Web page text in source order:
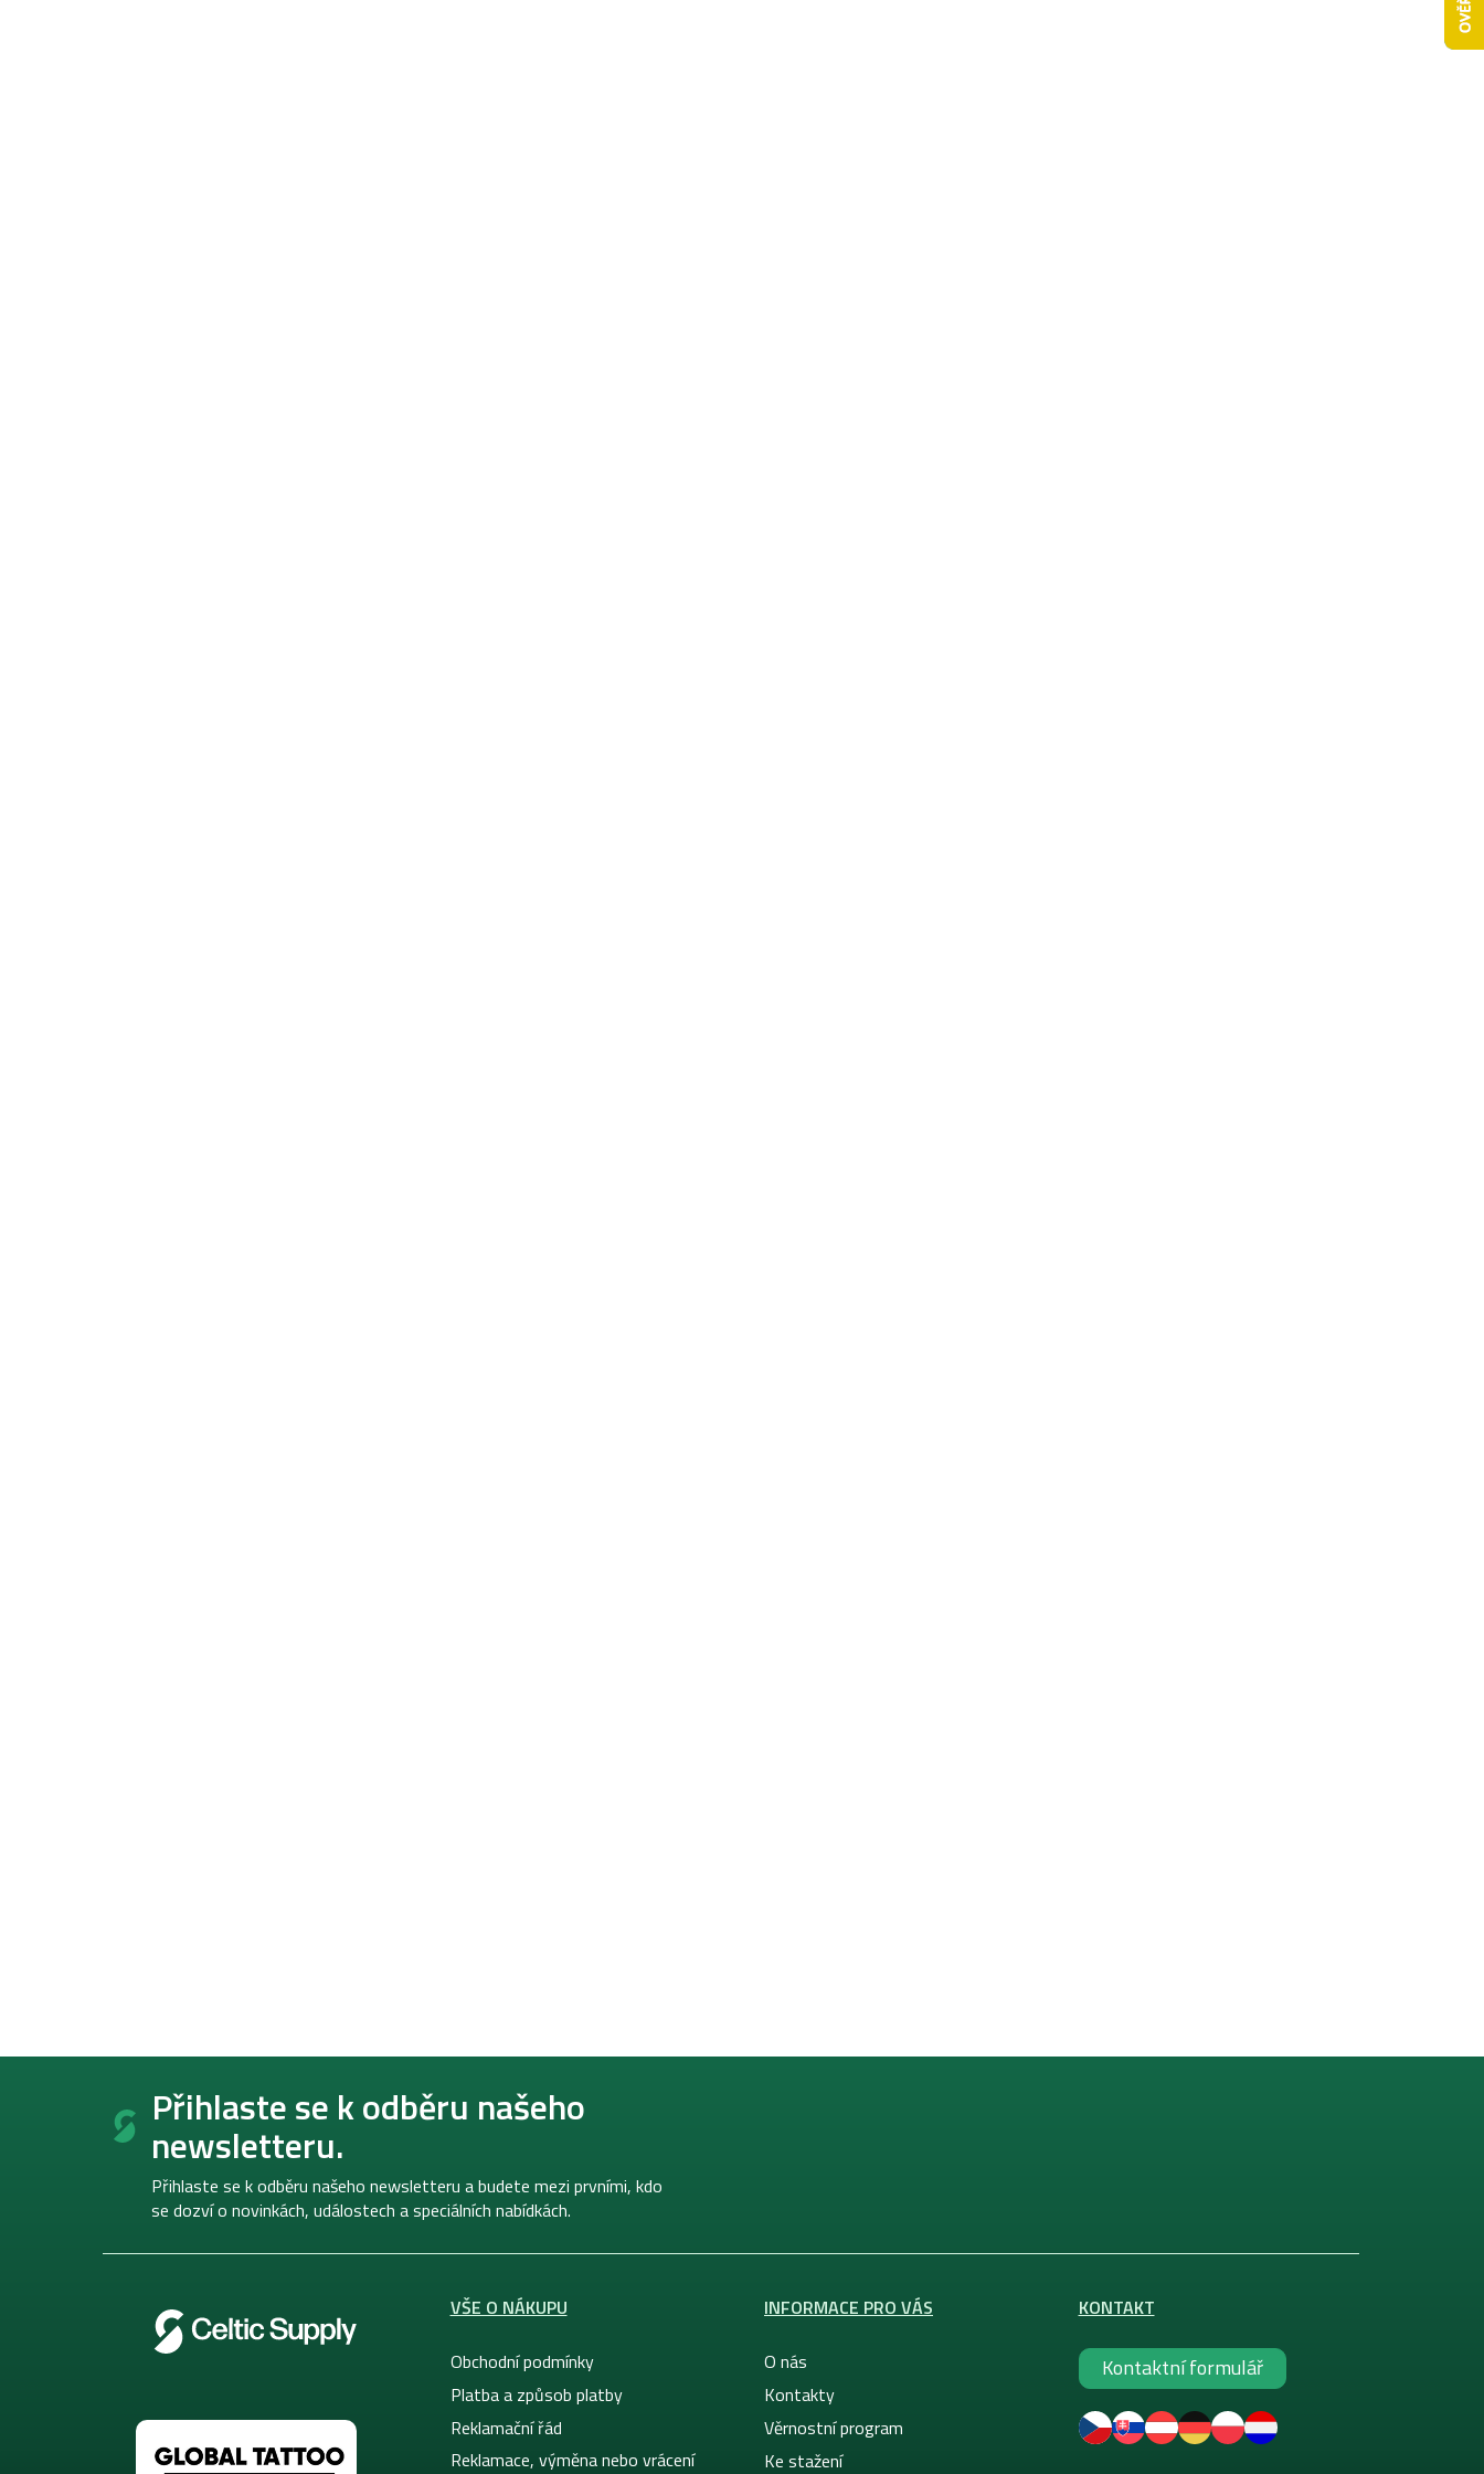
Z
Přihlaste se k odběru našeho
newsletteru.
Přihlaste se k odběru našeho newsletteru a budete mezi prvními, kdo
se dozví o novinkách, událostech a speciálních nabídkách.
VŠE O NÁKUPU
Obchodní podmínky
Platba a způsob platby
Reklamační řád
Reklamace, výměna nebo vrácení
INFORMACE PRO VÁS
O nás
Kontakty
Věrnostní program
Ke stažení
KONTAKT
Kontaktní formulář